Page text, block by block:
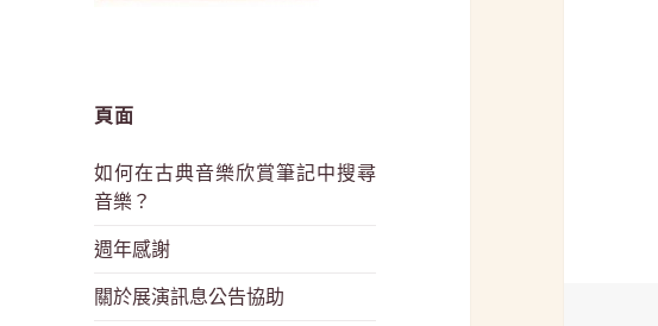
頁面
如何在古典音樂欣賞筆記中搜尋
音樂？
週年感謝
關於展演訊息公告協助